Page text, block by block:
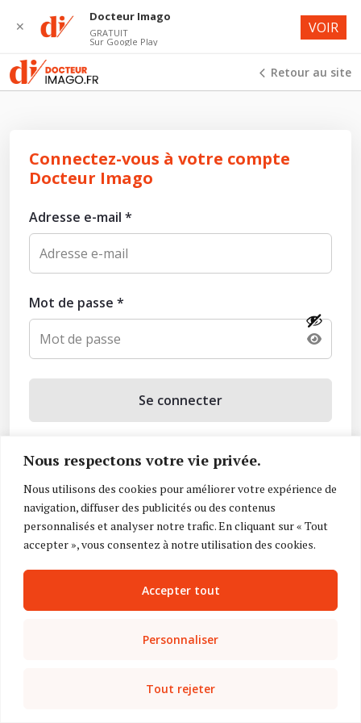
Nous respectons votre vie privée.
Nous utilisons des cookies pour améliorer votre expérience de
navigation, diffuser des publicités ou des contenus
personnalisés et analyser notre trafic. En cliquant sur « Tout
accepter », vous consentez à notre utilisation des cookies.
Personnaliser
Tout rejeter
Accepter tout
Retour au site
Connectez-vous à votre compte
Docteur Imago
Adresse e-mail *
Mot de passe *
Se connecter
Mot de passe oublié ?
Vous n’avez pas de compte ? Inscrivez-vous
✕
Docteur Imago
GRATUIT
Sur Google Play
VOIR